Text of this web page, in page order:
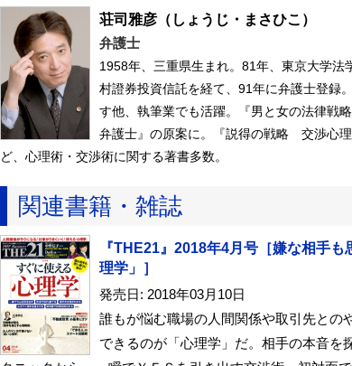
荘司雅彦 （しょうじ・まさひこ）
弁護士
1958年、三重県生まれ。81年、東京大学
村證券投資信託を経て、91年に弁護士登録
す他、執筆業でも活躍。『男と女の法律戦
弁護士』の原案に。『説得の戦略 交渉心
ど、心理術・交渉術に関する著書多数。
関連書籍・雑誌
『THE21』2018年4月号［嫌な相手
理学」］
発売日: 2018年03月10日
誰もが悩む職場の人間関係や取引先との
できるのが「心理学」だ。相手の本音を